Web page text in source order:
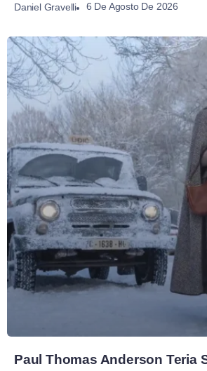
Daniel Gravelli 6 De Agosto De 2026
Paul Thomas Anderson Teria